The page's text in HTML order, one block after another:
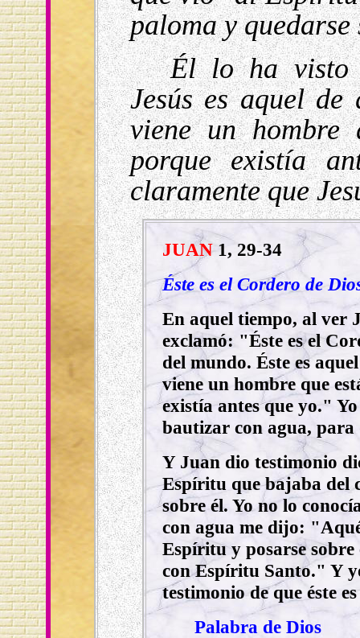
paloma y
Él lo ha visto
Jesús es aquel
viene un hombre
porque existía
claramente que
JUAN 1, 29-34
Éste es el Cordero de
En aquel tiempo, al ver
exclamó: "Éste es el
del mundo. Éste es
viene un hombre que
existía antes que yo."
bautizar con agua, para
Y Juan dio testimonio
Espíritu que bajaba del
sobre él. Yo no lo
con agua me dijo:
Espíritu y posarse sobre
con Espíritu Santo." Y
testimonio de que éste
Palabra de Dios